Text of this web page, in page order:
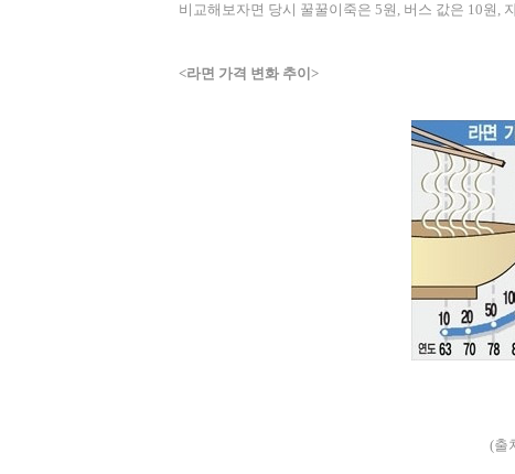
비교해보자면 당시 꿀꿀이죽은 5원 , 버스 값은 10원 ,
<라면 가격 변화 추이 >
(출